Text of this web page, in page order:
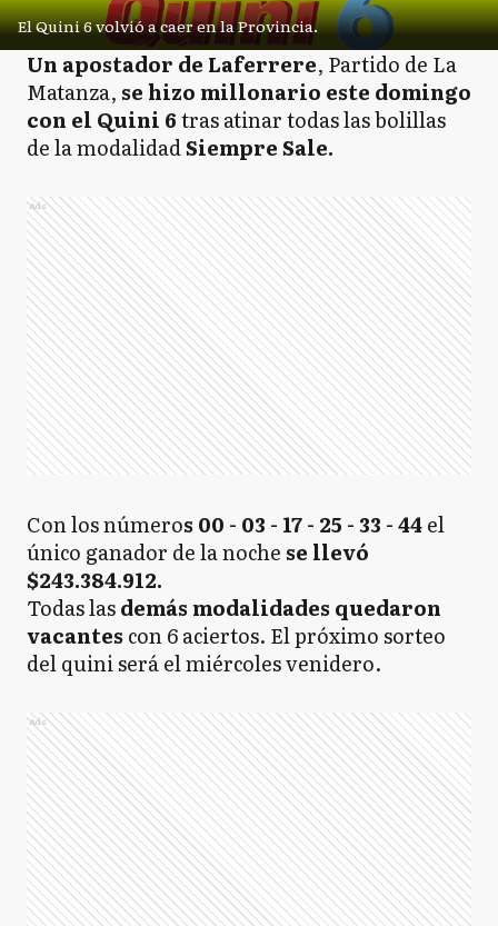
El Quini 6 volvió a caer en la Provincia.
Un apostador de Laferrere, Partido de La
Matanza, se hizo millonario este domingo
con el Quini 6tras atinar todas las bolillas
de la modalidadSiempre Sale.
Ads
Con los números 00 - 03 - 17 - 25 - 33 - 44el
único ganador de la noche se llevó
$243.384.912.
Todas lasdemás modalidades quedaron
vacantes con 6 aciertos. El próximo sorteo
del quini será el miércoles venidero.
Ads